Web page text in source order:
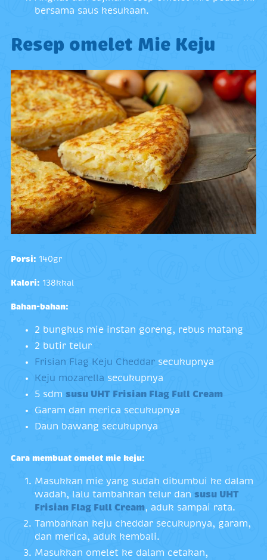
bersama saus kesukaan.
Resep omelet Mie Keju
Porsi: 140gr
Kalori: 138kkal
Bahan-bahan:
2 bungkus mie instan goreng, rebus matang
2 butir telur
Frisian Flag Keju Cheddar secukupnya
Keju mozarella secukupnya
5 sdm susu UHT Frisian Flag Full Cream
Garam dan merica secukupnya
Daun bawang secukupnya
Cara membuat omelet mie keju:
Masukkan mie yang sudah dibumbui ke dalam
wadah, lalu tambahkan telur dan susu UHT
Frisian Flag Full Cream, aduk sampai rata.
Tambahkan keju cheddar secukupnya, garam,
dan merica, aduk kembali.
Masukkan omelet ke dalam cetakan,